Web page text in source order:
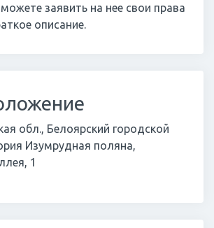
заявить на нее свои права
описание.
обл., Белоярский городской
Изумрудная поляна,
1